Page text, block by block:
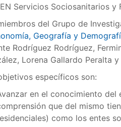
Servicios Sociosanitarios y
del Grupo de
Geografía y
Rodríguez Rodríguez,
Lorena Gallardo Peralta
específicos son:
en el conocimiento
que del mismo
como los entes